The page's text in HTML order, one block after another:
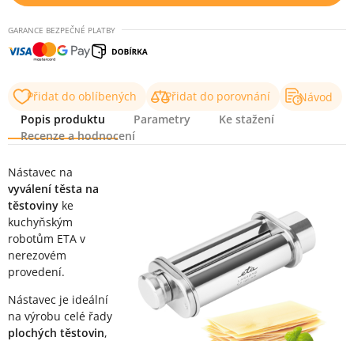
GARANCE BEZPEČNÉ PLATBY
Přidat do oblíbených Přidat do porovnání
Návod
Popis produktu
Parametry
Ke stažení
Recenze a hodnocení
Popis produktu
Nástavec na
vyválení těsta na
těstoviny ke
kuchyňským
robotům ETA v
nerezovém
provedení.
Nástavec je ideální
na výrobu celé řady
plochých těstovin,